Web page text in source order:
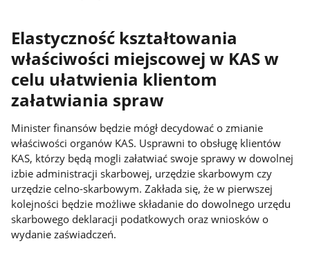
Elastyczność kształtowania
właściwości miejscowej w KAS w
celu ułatwienia klientom
załatwiania spraw
Minister finansów będzie mógł decydować o zmianie
właściwości organów KAS. Usprawni to obsługę klientów
KAS, którzy będą mogli załatwiać swoje sprawy w dowolnej
izbie administracji skarbowej, urzędzie skarbowym czy
urzędzie celno-skarbowym. Zakłada się, że w pierwszej
kolejności będzie możliwe składanie do dowolnego urzędu
skarbowego deklaracji podatkowych oraz wniosków o
wydanie zaświadczeń.